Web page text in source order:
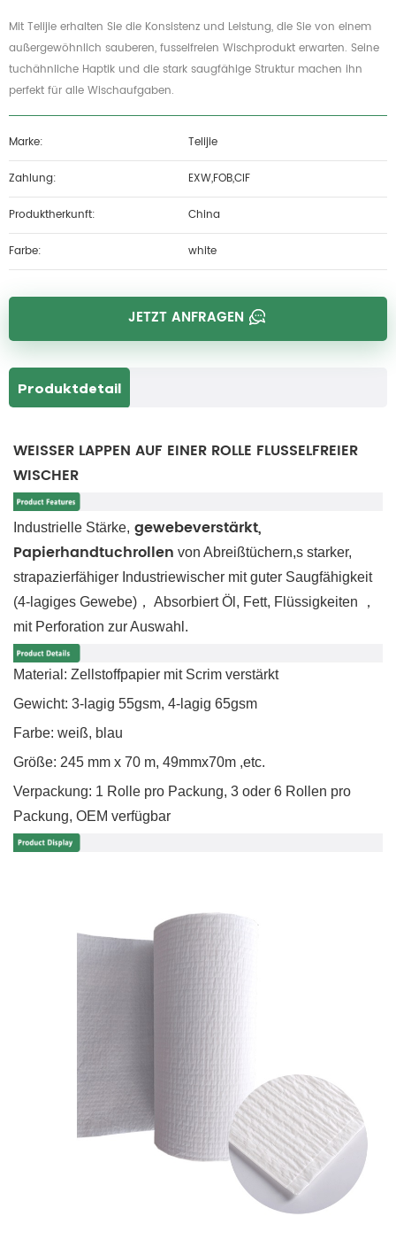
Mit Telijie erhalten Sie die Konsistenz und Leistung, die Sie von einem
außergewöhnlich sauberen, fusselfreien Wischprodukt erwarten. Seine
tuchähnliche Haptik und die stark saugfähige Struktur machen ihn
perfekt für alle Wischaufgaben.
Marke: Telijie
Zahlung: EXW,FOB,CIF
Produktherkunft: China
Farbe: white
JETZT ANFRAGEN
Produktdetail
WEISSER LAPPEN AUF EINER ROLLE FLUSSELFREIER
WISCHER
Industrielle Stärke, gewebeverstärkt,
Papierhandtuchrollen von Abreißtüchern,s starker,
strapazierfähiger Industriewischer mit guter Saugfähigkeit
(4-lagiges Gewebe)， Absorbiert Öl, Fett, Flüssigkeiten ，
mit Perforation zur Auswahl.
Material: Zellstoffpapier mit Scrim verstärkt
Gewicht: 3-lagig 55gsm, 4-lagig 65gsm
Farbe: weiß, blau
Größe: 245 mm x 70 m, 49mmx70m ,etc.
Verpackung: 1 Rolle pro Packung, 3 oder 6 Rollen pro
Packung, OEM verfügbar